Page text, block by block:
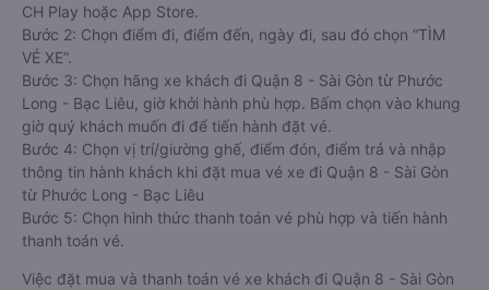
CH Play hoặc App Store.
Bước 2: Chọn điểm đi, điểm đến, ngày đi, sau đó chọn “TÌM
VÉ XE”.
Bước 3: Chọn hãng xe khách đi Quận 8 - Sài Gòn từ Phước
Long - Bạc Liêu, giờ khởi hành phù hợp. Bấm chọn vào khung
giờ quý khách muốn đi để tiến hành đặt vé.
Bước 4: Chọn vị trí/giường ghế, điểm đón, điểm trả và nhập
thông tin hành khách khi đặt mua vé xe đi Quận 8 - Sài Gòn
từ Phước Long - Bạc Liêu
Bước 5: Chọn hình thức thanh toán vé phù hợp và tiến hành
thanh toán vé.
Việc đặt mua và thanh toán vé xe khách đi Quận 8 - Sài Gòn